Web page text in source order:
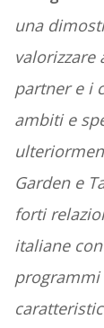
una
partner e i
ambiti e
Garden e
forti
italiane
programmi